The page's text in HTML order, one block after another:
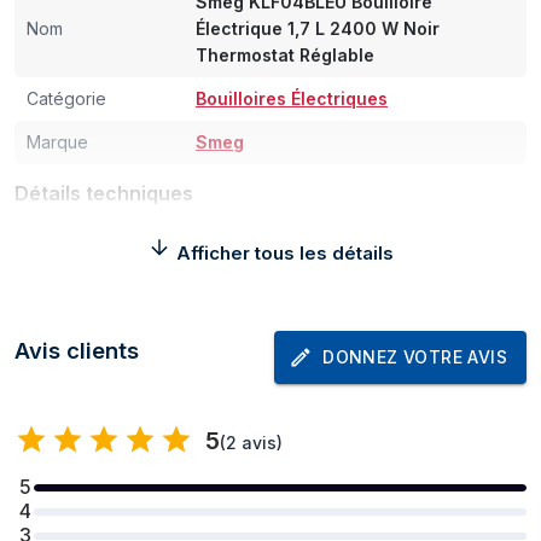
Nom
Électrique 1,7 L 2400 W Noir
Thermostat Réglable
Catégorie Bouilloires Électriques
Marque Smeg
Détails techniques
Hauteur nette de
198 cm
de palette
Poids net de la
palette
151,2 kg
Taxe chimique
Afficher tous les détails
Avis clients DONNEZ VOTRE AVIS
5(2 avis)
5
4
3